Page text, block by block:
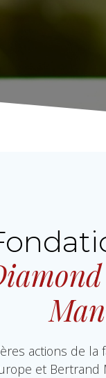
actions de la
et Bertrand